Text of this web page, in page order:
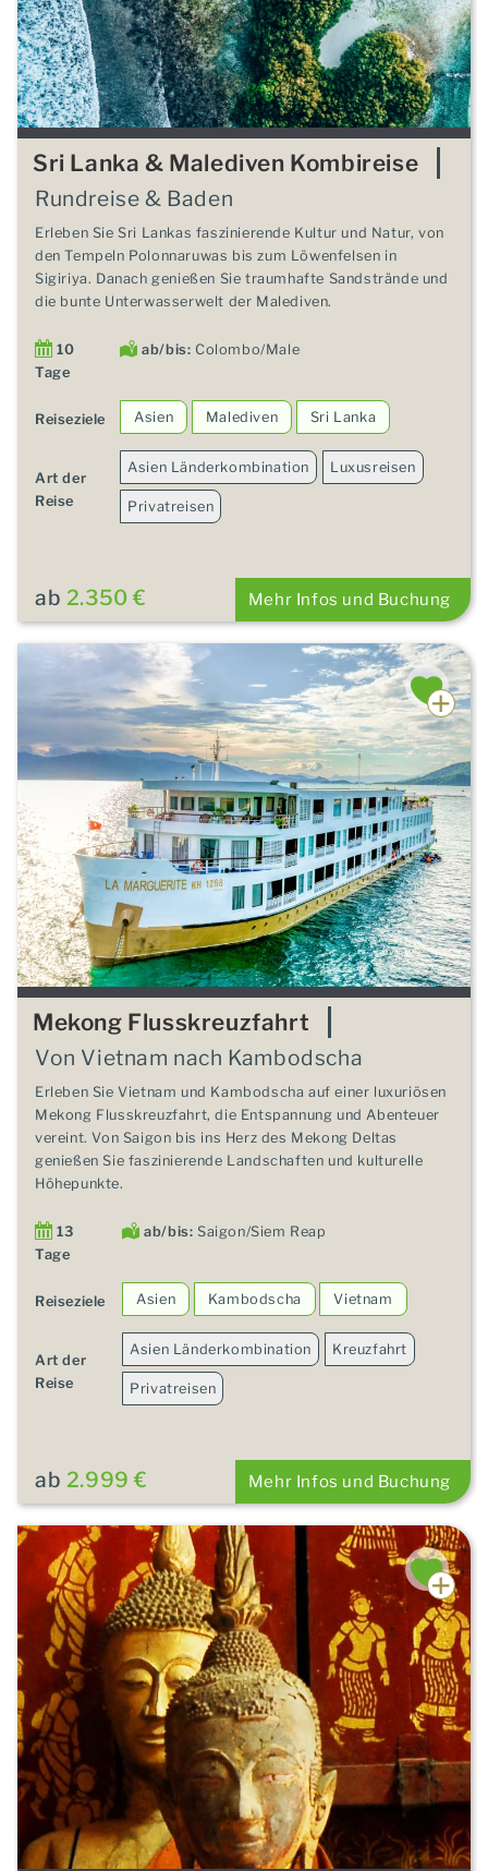
Sri Lanka & Malediven Kombireise
Rundreise & Baden
Erleben Sie Sri Lankas faszinierende Kultur und Natur, von
den Tempeln Polonnaruwas bis zum Löwenfelsen in
Sigiriya. Danach genießen Sie traumhafte Sandstrände und
die bunte Unterwasserwelt der Malediven.
10
Tage
ab/bis: Colombo/Male
Reiseziele Asien Malediven Sri Lanka
Art der
Reise
Asien Länderkombination Luxusreisen
Privatreisen
ab 2.350 € Mehr Infos und Buchung
Mekong Flusskreuzfahrt
Von Vietnam nach Kambodscha
Erleben Sie Vietnam und Kambodscha auf einer luxuriösen
Mekong Flusskreuzfahrt, die Entspannung und Abenteuer
vereint. Von Saigon bis ins Herz des Mekong Deltas
genießen Sie faszinierende Landschaften und kulturelle
Höhepunkte.
13
Tage
ab/bis: Saigon/Siem Reap
Reiseziele Asien Kambodscha Vietnam
Art der
Reise
Asien Länderkombination Kreuzfahrt
Privatreisen
ab 2.999 € Mehr Infos und Buchung